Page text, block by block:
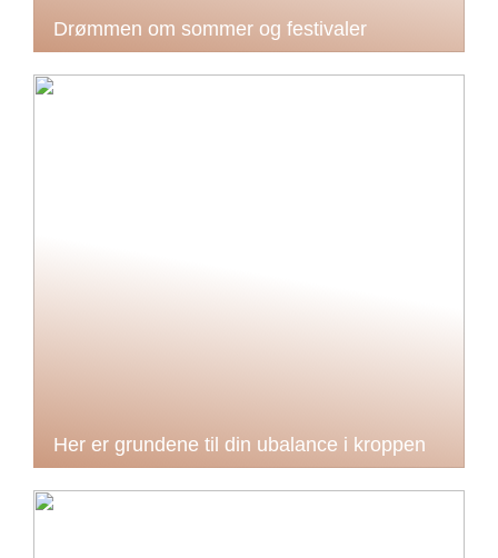
Drømmen om sommer og festivaler
Her er grundene til din ubalance i kroppen